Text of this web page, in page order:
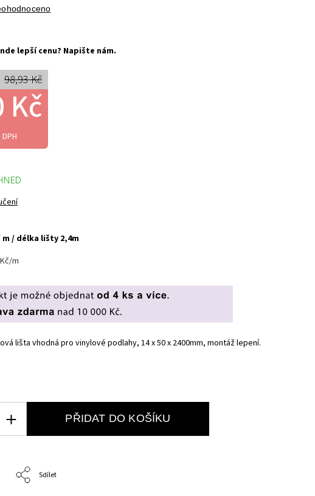
98,93 Kč
Kč
lepší cenu? Napište nám.
m / délka lišty 2,4m
m
lišta vhodná pro vinylové podlahy, 14 x 50 x 2400mm, montáž lepení.
PŘIDAT DO KOŠÍKU
Sdílet